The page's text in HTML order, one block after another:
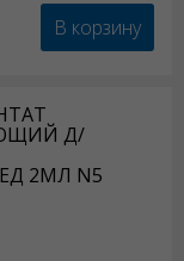
В корзину
Д/
2МЛ N5